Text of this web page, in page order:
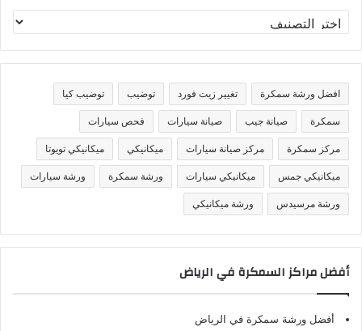
ص
ن
ف
ا
افضل ورشة سمكرة تغيير زيت فورد توضيب توضيب كيا
سمكرة صيانة جيب صيانة سيارات فحص سيارات
مركز سمكرة مركز صيانة سيارات ميكانيكي ميكانيكي تويوتا
ميكانيكي جمس ميكانيكي سيارات ورشة سمكرة ورشة سيارات
ورشة مرسيدس ورشة ميكانيكي
أفضل مراكز السمكرة في الرياض
أفضل ورشة سمكرة في الرياض